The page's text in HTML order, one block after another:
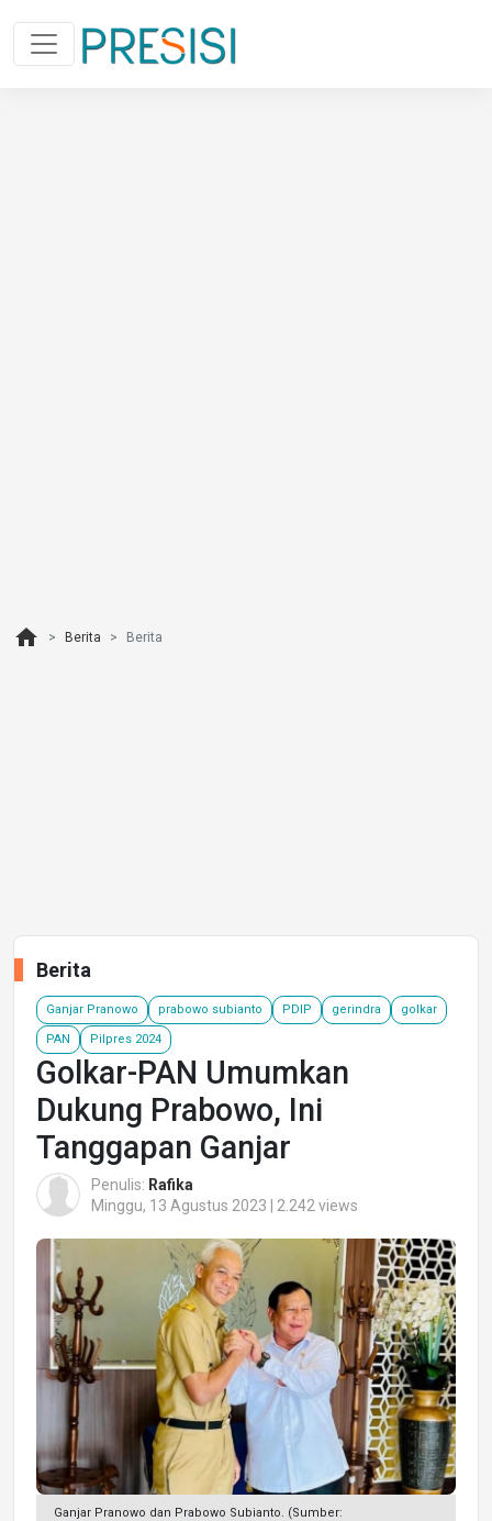
home Berita Berita
Berita
Ganjar Pranowo prabowo subianto PDIP gerindra golkar
PAN Pilpres 2024
Golkar-PAN Umumkan
Dukung Prabowo, Ini
Tanggapan Ganjar
Penulis: Rafika
Minggu, 13 Agustus 2023 | 2.242 views
Ganjar Pranowo dan Prabowo Subianto. (Sumber: